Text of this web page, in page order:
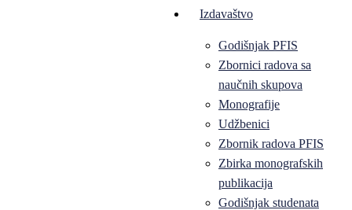
Izdavaštvo
Godišnjak PFIS
Zbornici radova sa
naučnih skupova
Monografije
Udžbenici
Zbornik radova PFIS
Zbirka monografskih
publikacija
Godišnjak studenata